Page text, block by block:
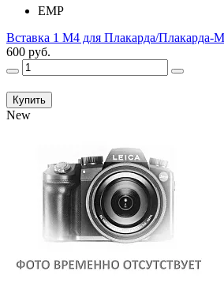
ЕМР
Вставка 1 М4 для Плакарда/Плакарда-М
600 руб.
Купить
New